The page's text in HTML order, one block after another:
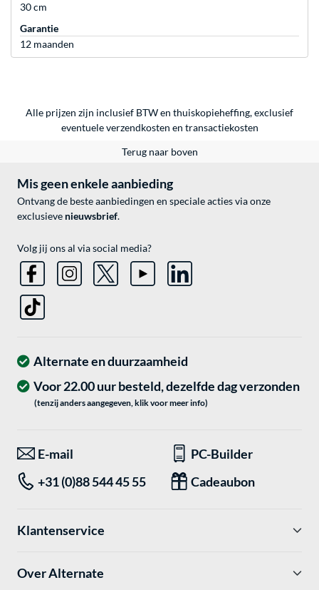
30 cm
Garantie
12 maanden
Alle prijzen zijn inclusief BTW en thuiskopieheffing, exclusief
eventueleverzendkosten en transactiekosten
Terug naar boven
Mis geen enkele aanbieding
Ontvang de beste aanbiedingen en speciale acties via onze
exclusieve nieuwsbrief.
Volg jij ons al via social media?
Alternate en duurzaamheid
Voor 22.00 uur besteld, dezelfde dag verzonden
(tenzij anders aangegeven, klik voor meer info)
E-mail
PC-Builder
+31 (0)88 544 45 55
Cadeaubon
Klantenservice
Over Alternate